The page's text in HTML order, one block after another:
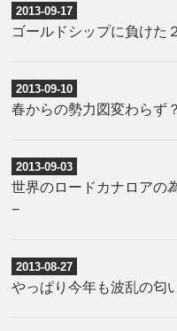
2013-09-17
ゴールドシップに負けた
2013-09-10
春からの勢力図変わらず
2013-09-03
世界のロードカナロアの
−
2013-08-27
やっぱり今年も波乱の匂